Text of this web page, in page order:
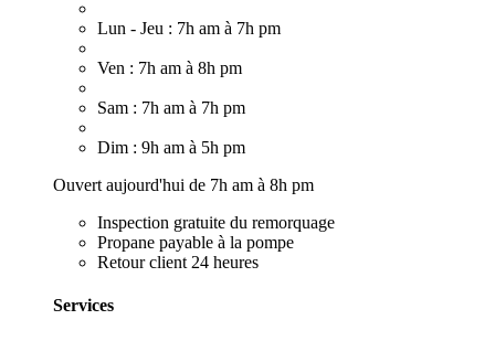
Lun - Jeu : 7h am à 7h pm
Ven : 7h am à 8h pm
Sam : 7h am à 7h pm
Dim : 9h am à 5h pm
Ouvert aujourd'hui de 7h am à 8h pm
Inspection gratuite du remorquage
Propane payable à la pompe
Retour client 24 heures
Services